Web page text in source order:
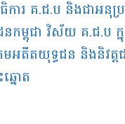
ារ គ.ជ.ប និងជាអនុប្
កម្ពុជា វិស័យ គ.ជ.ប ក្
មអតីតយុទ្ធជន និងនិវត្ត
នោត